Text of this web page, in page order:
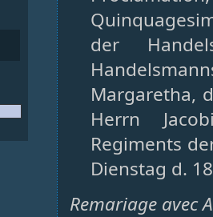
der
Margaretha,
Herrn
Regiments
Dienstag d.
Remariage avec